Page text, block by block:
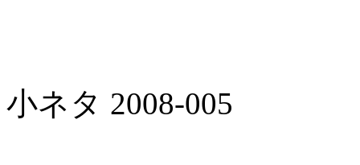
小ネタ 2008-005